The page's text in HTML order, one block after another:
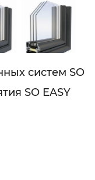
систем SO
SO EASY